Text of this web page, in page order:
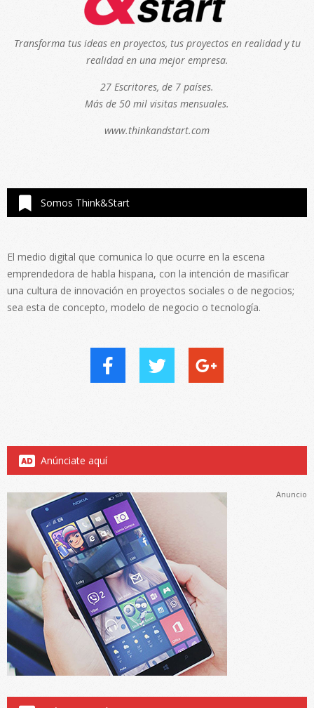
Transforma tus ideas en proyectos, tus proyectos en realidad y tu
realidad en una mejor empresa.
27 Escritores, de 7 países.
Más de 50 mil visitas mensuales.
www.thinkandstart.com
Somos Think&Start
El medio digital que comunica lo que ocurre en la escena
emprendedora de habla hispana, con la intención de masificar
una cultura de innovación en proyectos sociales o de negocios;
sea esta de concepto, modelo de negocio o tecnología.
Anúnciate aquí
Anuncio